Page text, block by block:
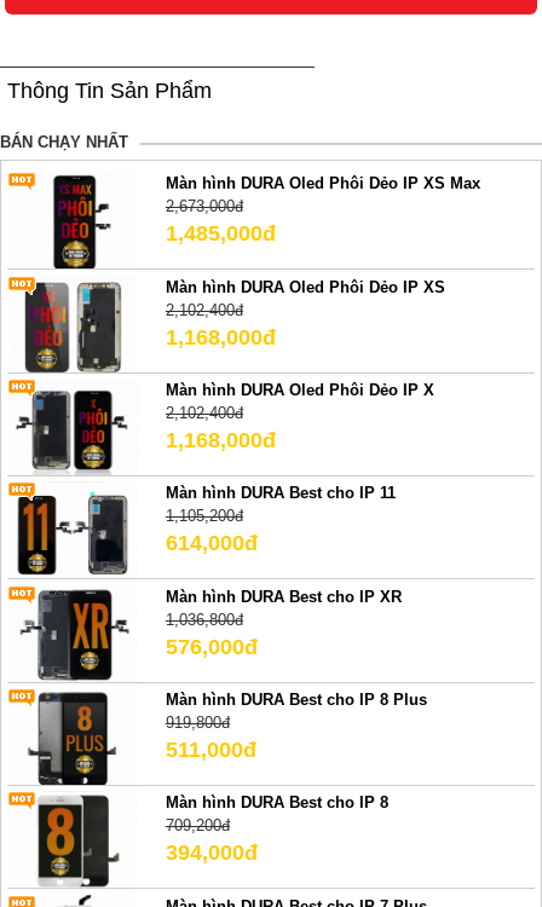
Thông Tin Sản Phẩm
BÁN CHẠY NHẤT
Màn hình DURA Oled Phôi Dẻo IP XS Max
2,673,000đ
1,485,000đ
Màn hình DURA Oled Phôi Dẻo IP XS
2,102,400đ
1,168,000đ
Màn hình DURA Oled Phôi Dẻo IP X
2,102,400đ
1,168,000đ
Màn hình DURA Best cho IP 11
1,105,200đ
614,000đ
Màn hình DURA Best cho IP XR
1,036,800đ
576,000đ
Màn hình DURA Best cho IP 8 Plus
919,800đ
511,000đ
Màn hình DURA Best cho IP 8
709,200đ
394,000đ